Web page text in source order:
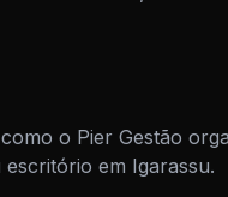
o Pier Gestão
em Igarassu.